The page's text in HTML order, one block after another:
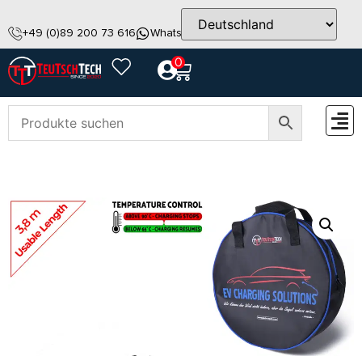
+49 (0)89 200 73 616 WhatsApp info@teutschtech.com
0